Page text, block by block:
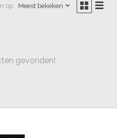
op Meest bekeken
gevonden!